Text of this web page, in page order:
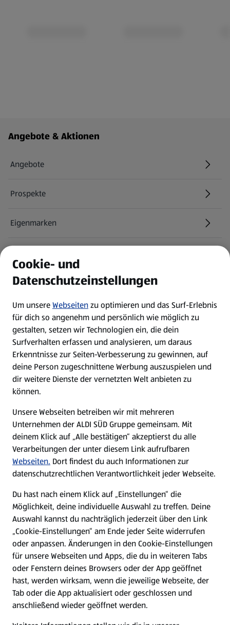
Fußzeilenmenü - weitere Links
Angebote & Aktionen
Angebote
Prospekte
Eigenmarken
Newsletter
WhatsApp
Über ALDI SÜD
Filialen
Nachhaltigkeit
Karriere
Presse
Hilfe & Kontakt
(öffnet in einem neuen Tab)
Unternehmen
Folge uns hier:
Cookie- und
Datenschutzeinstellungen
Um unsereWebseitenzu optimieren und das Surf-Erlebnis
für dich so angenehm und persönlich wie möglich zu
gestalten, setzen wir Technologien ein, die dein
Surfverhalten erfassen und analysieren, um daraus
Erkenntnisse zur Seiten-Verbesserung zu gewinnen, auf
deine Person zugeschnittene Werbung auszuspielen und
dir weitere Dienste der vernetzten Welt anbieten zu
können.
Unsere Webseiten betreiben wir mit mehreren
Unternehmen der ALDI SÜD Gruppe gemeinsam. Mit
deinem Klick auf „Alle bestätigen“ akzeptierst du alle
Verarbeitungen der unter diesem Link aufrufbaren
Webseiten. Dort findest du auch Informationen zur
datenschutzrechtlichen Verantwortlichkeit jeder Webseite.
Du hast nach einem Klick auf „Einstellungen“ die
Möglichkeit, deine individuelle Auswahl zu treffen. Deine
Auswahl kannst du nachträglich jederzeit über den Link
„Cookie-Einstellungen“ am Ende jeder Seite widerrufen
oder anpassen. Änderungen in den Cookie-Einstellungen
für unsere Webseiten und Apps, die du in weiteren Tabs
oder Fenstern deines Browsers oder der App geöffnet
hast, werden wirksam, wenn die jeweilige Webseite, der
Tab oder die App aktualisiert oder geschlossen und
anschließend wieder geöffnet werden.